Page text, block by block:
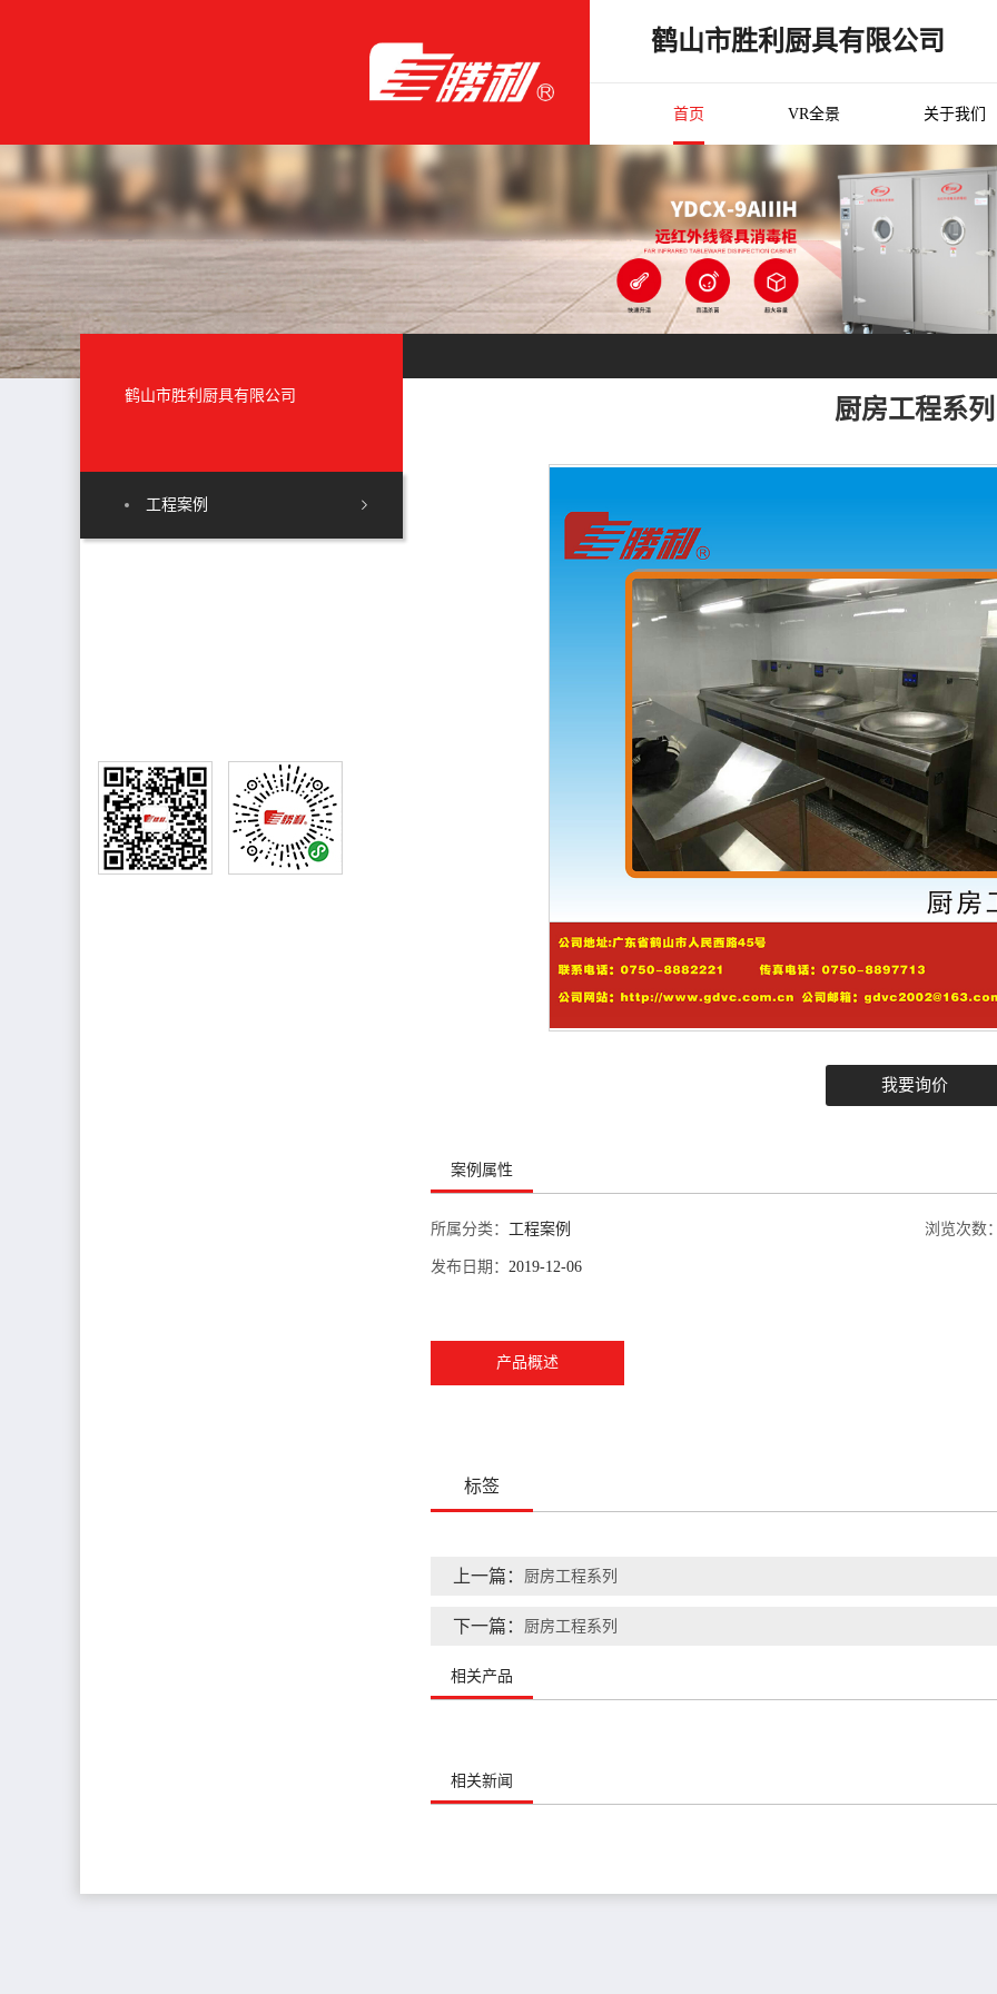
鹤山市胜利厨具有限公司
首页 VR全景 关于我们
鹤山市胜利厨具有限公司
工程案例
厨房工程系列
我要询价
案例属性
所属分类： 工程案例 浏览次数
发布日期：2019-12-06
产品概述
标签
上一篇： 厨房工程系列
下一篇： 厨房工程系列
相关产品
相关新闻